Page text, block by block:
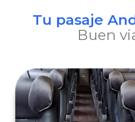
Tu pasaje
Buen